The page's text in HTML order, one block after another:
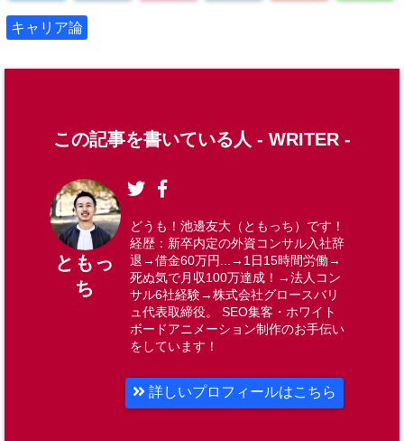
キャリア論
この記事を書いている人 - WRITER -
ともっ
ち
どうも！池邊友大（ともっち）です！
経歴：新卒内定の外資コンサル入社辞
退→借金60万円...→1日15時間労働→
死ぬ気で月収100万達成！→法人コン
サル6社経験→株式会社グロースバリ
ュ代表取締役。 SEO集客・ホワイト
ボードアニメーション制作のお手伝い
をしています！
詳しいプロフィールはこちら